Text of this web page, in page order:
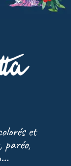
et
paréo,